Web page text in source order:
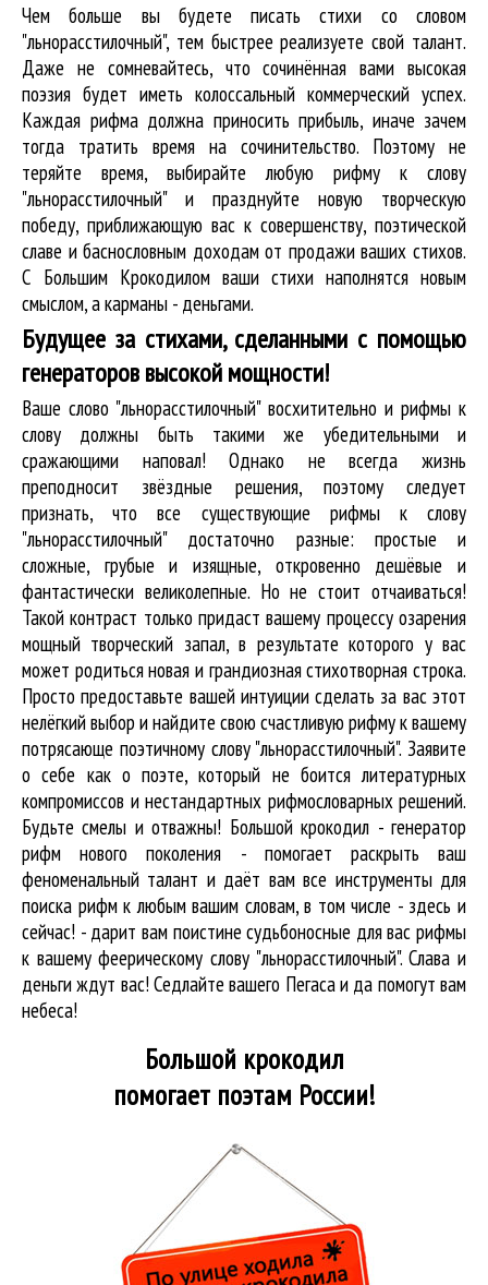
Чем больше вы будете писать стихи со словом
"льнорасстилочный", тем быстрее реализуете свой талант.
Даже не сомневайтесь, что сочинённая вами высокая
поэзия будет иметь колоссальный коммерческий успех.
Каждая рифма должна приносить прибыль, иначе зачем
тогда тратить время на сочинительство. Поэтому не
теряйте время, выбирайте любую рифму к слову
"льнорасстилочный" и празднуйте новую творческую
победу, приближающую вас к совершенству, поэтической
славе и баснословным доходам от продажи ваших стихов.
С Большим Крокодилом ваши стихи наполнятся новым
смыслом, а карманы - деньгами.
Будущее за стихами, сделанными с помощью
генераторов высокой мощности!
Ваше слово "льнорасстилочный" восхитительно и рифмы к
слову должны быть такими же убедительными и
сражающими наповал! Однако не всегда жизнь
преподносит звёздные решения, поэтому следует
признать, что все существующие рифмы к слову
"льнорасстилочный" достаточно разные: простые и
сложные, грубые и изящные, откровенно дешёвые и
фантастически великолепные. Но не стоит отчаиваться!
Такой контраст только придаст вашему процессу озарения
мощный творческий запал, в результате которого у вас
может родиться новая и грандиозная стихотворная строка.
Просто предоставьте вашей интуиции сделать за вас этот
нелёгкий выбор и найдите свою счастливую рифму к вашему
потрясающе поэтичному слову "льнорасстилочный". Заявите
о себе как о поэте, который не боится литературных
компромиссов и нестандартных рифмословарных решений.
Будьте смелы и отважны! Большой крокодил - генератор
рифм нового поколения - помогает раскрыть ваш
феноменальный талант и даёт вам все инструменты для
поиска рифмк любым вашим словам, в том числе - здесь и
сейчас! - дарит вам поистине судьбоносные для вас рифмы
к вашему феерическому слову "льнорасстилочный". Слава и
деньги ждут вас! Седлайте вашего Пегаса и да помогут вам
небеса!
Большой крокодил
помогает поэтам России!